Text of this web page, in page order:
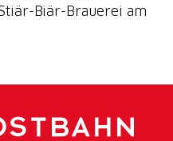
Biär-Brauerei am